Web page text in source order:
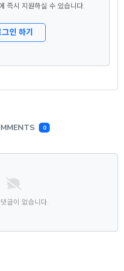
즉시 지원하실 수 있습니다.
인 하기
0
글이 없습니다.